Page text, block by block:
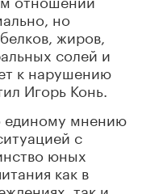
но
жиров,
солей и
к нарушению
Игорь Конь.
единому мнению
с
юных
как в
так и